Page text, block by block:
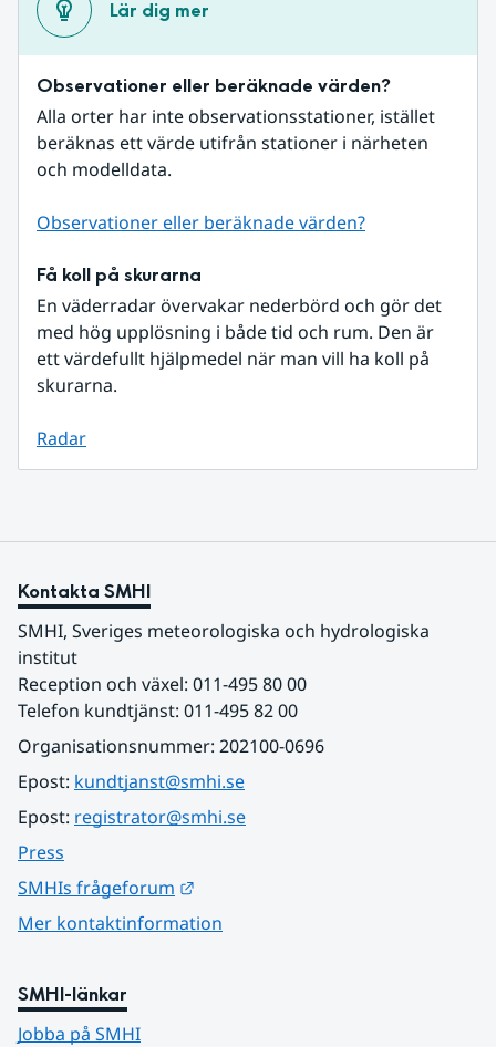
Lär dig mer
Observationer eller beräknade värden?
Alla orter har inte observationsstationer, istället
beräknas ett värde utifrån stationer i närheten
och modelldata.
Observationer eller beräknade värden?
Få koll på skurarna
En väderradar övervakar nederbörd och gör det
med hög upplösning i både tid och rum. Den är
ett värdefullt hjälpmedel när man vill ha koll på
skurarna.
Radar
Kontakta SMHI
SMHI, Sveriges meteorologiska och hydrologiska
institut
Reception och växel: 011-495 80 00
Telefon kundtjänst: 011-495 82 00
Organisationsnummer: 202100-0696
Epost: kundtjanst@smhi.se
Epost: registrator@smhi.se
Press
SMHIs frågeforum
Mer kontaktinformation
SMHI-länkar
Jobba på SMHI